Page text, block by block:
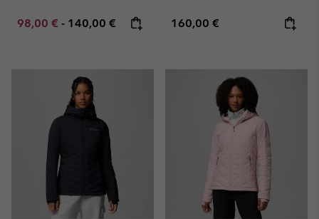
Minimum sale price:
98,00 € - Maximum price:
140,00 € Regular price:
160,00 €